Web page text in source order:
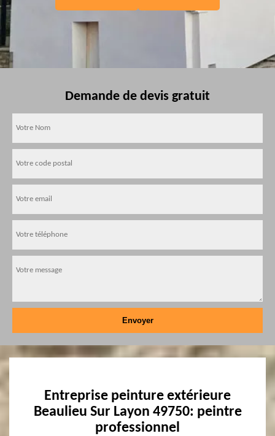
Demande de devis gratuit
Entreprise peinture extérieure
Beaulieu Sur Layon 49750: peintre
professionnel